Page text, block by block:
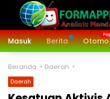
Langsung
konten
Masuk
Berita
Beranda Daerah
Daerah